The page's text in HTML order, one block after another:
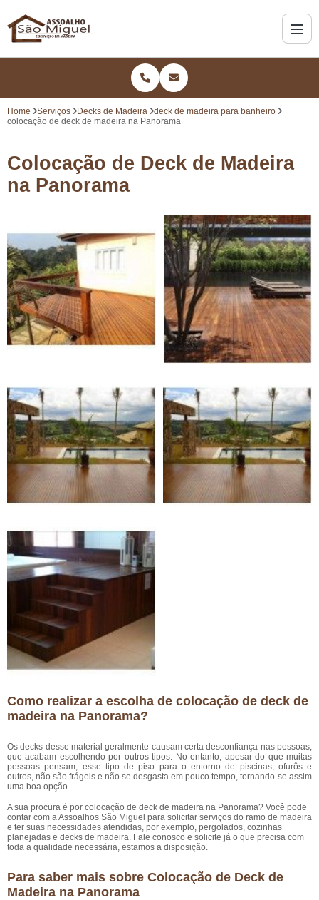
Home Serviços Decks de Madeira
deck de madeira para banheiro
colocação de deck de madeira na Panorama
Colocação de Deck de Madeira
na Panorama
Como realizar a escolha de colocação de deck de
madeira na Panorama?
Os decks desse material geralmente causam certa desconfiança nas pessoas,
que acabam escolhendo por outros tipos. No entanto, apesar do que muitas
pessoas pensam, esse tipo de piso para o entorno de piscinas, ofurôs e
outros, não são frágeis e não se desgasta em pouco tempo, tornando-se assim
uma boa opção.
A sua procura é por colocação de deck de madeira na Panorama? Você pode
contar com a Assoalhos São Miguel para solicitar serviços do ramo de madeira
e ter suas necessidades atendidas, por exemplo, pergolados, cozinhas
planejadas e decks de madeira. Fale conosco e solicite já o que precisa com
toda a qualidade necessária, estamos a disposição.
Para saber mais sobre Colocação de Deck de
Madeira na Panorama